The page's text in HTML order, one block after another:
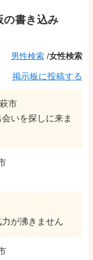
の書き込み
男性検索 /女性検索
掲示板に投稿する
市
いを探しに来ま
が沸きません